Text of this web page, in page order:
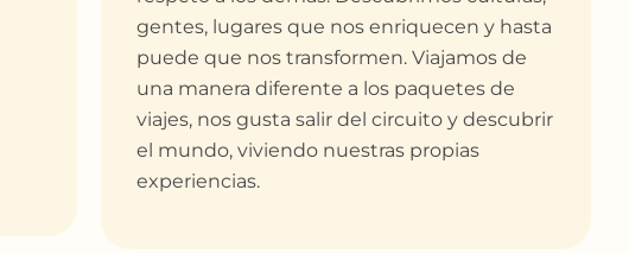
gentes, lugares que nos enriquecen y hasta
puede que nos transformen. Viajamos de
una manera diferente a los paquetes de
viajes, nos gusta salir del circuito y descubrir
el mundo, viviendo nuestras propias
experiencias.